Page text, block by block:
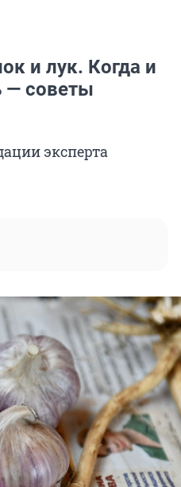
и лук. Когда и
— советы
эксперта